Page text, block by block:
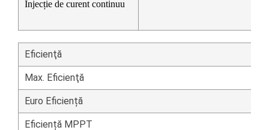
Injecție de curent continuu
Eficienţă
Max. Eficienţă
Euro Eficiență
Eficiență MPPT